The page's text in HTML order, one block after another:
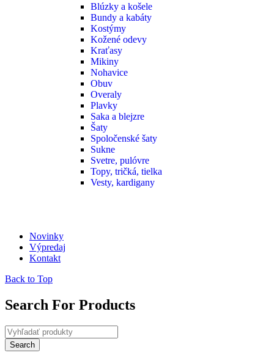
Blúzky a košele
Bundy a kabáty
Kostýmy
Kožené odevy
Kraťasy
Mikiny
Nohavice
Obuv
Overaly
Plavky
Saka a blejzre
Šaty
Spoločenské šaty
Sukne
Svetre, pulóvre
Topy, tričká, tielka
Vesty, kardigany
Novinky
Výpredaj
Kontakt
Back to Top
Search For Products